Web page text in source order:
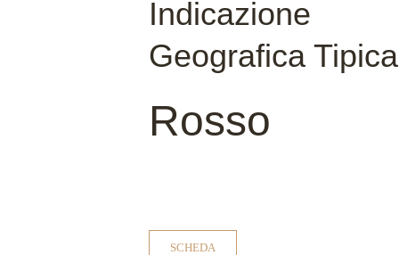
Indicazione
Geografica Tipica
Rosso
SCHEDA